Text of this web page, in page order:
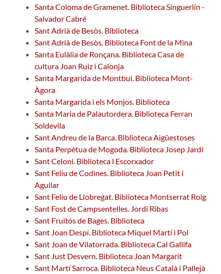
Santa Coloma de Gramenet. Biblioteca Singuerlín -
Salvador Cabré
Sant Adrià de Besòs. Biblioteca
Sant Adrià de Besòs. Biblioteca Font de la Mina
Santa Eulàlia de Ronçana. Biblioteca Casa de
cultura Joan Ruiz i Calonja
Santa Margarida de Montbui. Biblioteca Mont-
Àgora
Santa Margarida i els Monjos. Biblioteca
Santa Maria de Palautordera. Biblioteca Ferran
Soldevila
Sant Andreu de la Barca. Biblioteca Aigüestoses
Santa Perpètua de Mogoda. Biblioteca Josep Jardí
Sant Celoni. Biblioteca l Escorxador
Sant Feliu de Codines. Biblioteca Joan Petit i
Aguilar
Sant Feliu de Llobregat. Biblioteca Montserrat Roig
Sant Fost de Campsentelles. Jordi Ribas
Sant Fruitós de Bages. Biblioteca
Sant Joan Despí. Biblioteca Miquel Martí i Pol
Sant Joan de Vilatorrada. Biblioteca Cal Gallifa
Sant Just Desvern. Biblioteca Joan Margarit
Sant Martí Sarroca. Biblioteca Neus Català i Pallejà